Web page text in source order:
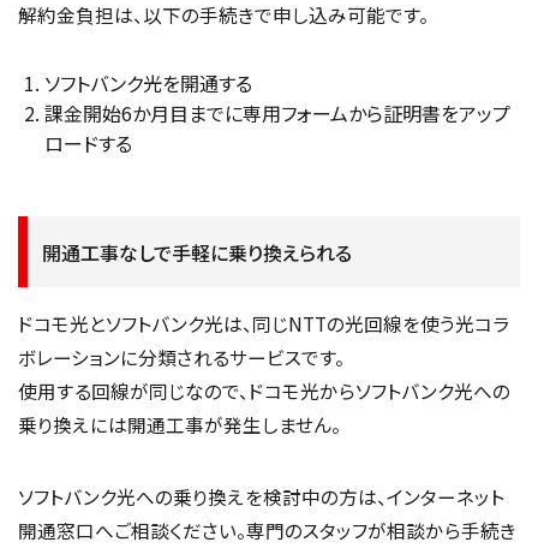
解約金負担は、以下の手続きで申し込み可能です。
ソフトバンク光を開通する
課金開始6か月目までに専用フォームから証明書をアップ
ロードする
開通工事なしで手軽に乗り換えられる
ドコモ光とソフトバンク光は、同じNTTの光回線を使う光コラ
ボレーションに分類されるサービスです。
使用する回線が同じなので、ドコモ光からソフトバンク光への
乗り換えには開通工事が発生しません。
ソフトバンク光への乗り換えを検討中の方は、インターネット
開通窓口へご相談ください。専門のスタッフが相談から手続き